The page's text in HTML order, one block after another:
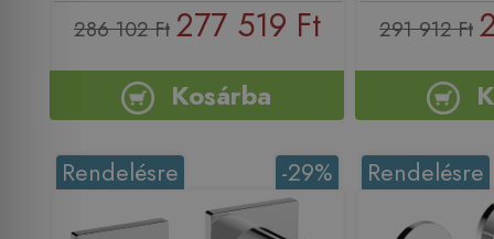
286 102 Ft 277 519 Ft
Kosárba
291 912 Ft
-29%
Rendelésre Rendelésre